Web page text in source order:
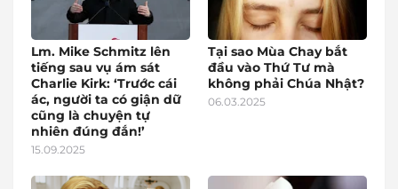
Lm. Mike Schmitz lên
tiếng sau vụ ám sát
Charlie Kirk: ‘Trước cái
ác, người ta có giận dữ
cũng là chuyện tự
nhiên đúng đắn!’
15.09.2025
Tại sao Mùa Chay bắt
đầu vào Thứ Tư mà
không phải Chúa Nhật?
06.03.2025